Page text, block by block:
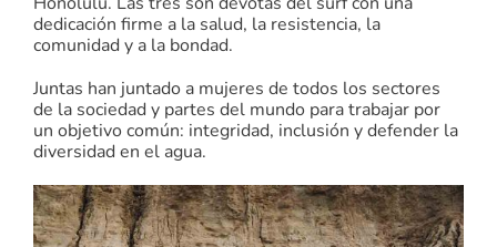
dedicación firme a la salud, la resistencia, la
comunidad y a la bondad.
Juntas han juntado a mujeres de todos los sectores
de la sociedad y partes del mundo para trabajar por
un objetivo común: integridad, inclusión y defender la
diversidad en el agua.